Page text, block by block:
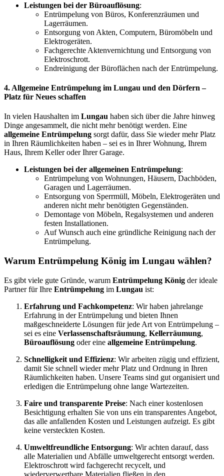
Leistungen bei der Büroauflösung:
Entrümpelung von Büros, Konferenzräumen und
Lagerräumen.
Entsorgung von Akten, Computern, Büromöbeln und
Elektrogeräten.
Fachgerechte Aktenvernichtung und Entsorgung von
Elektroschrott.
Endreinigung der Büroflächen nach der Entrümpelung.
4. Allgemeine Entrümpelung im Lungau und den Dörfern –
Platz für Neues schaffen
In vielen Haushalten im Lungau haben sich über die Jahre hinweg
Dinge angesammelt, die nicht mehr benötigt werden. Eine
allgemeine Entrümpelung sorgt dafür, dass Sie wieder mehr Platz
in Ihren Räumlichkeiten haben – sei es in Ihrer Wohnung, Ihrem
Haus, Ihrem Keller oder Ihrer Garage.
Leistungen bei der allgemeinen Entrümpelung:
Entrümpelung von Wohnungen, Häusern, Dachböden,
Garagen und Lagerräumen.
Entsorgung von Sperrmüll, Möbeln, Elektrogeräten und
anderen nicht mehr benötigten Gegenständen.
Demontage von Möbeln, Regalsystemen und anderen
festen Installationen.
Auf Wunsch auch eine gründliche Reinigung nach der
Entrümpelung.
Warum Entrümpelung König im Lungau wählen?
Es gibt viele gute Gründe, warum Entrümpelung König der ideale
Partner für Ihre Entrümpelung im Lungau ist:
Erfahrung und Fachkompetenz: Wir haben jahrelange
Erfahrung in der Entrümpelung und bieten Ihnen
maßgeschneiderte Lösungen für jede Art von Entrümpelung –
sei es eine Verlassenschaftsräumung, Kellerräumung,
Büroauflösung oder eine allgemeine Entrümpelung.
Schnelligkeit und Effizienz: Wir arbeiten zügig und effizient,
damit Sie schnell wieder mehr Platz und Ordnung in Ihren
Räumlichkeiten haben. Unsere Teams sind gut organisiert und
erledigen die Entrümpelung ohne lange Wartezeiten.
Faire und transparente Preise: Nach einer kostenlosen
Besichtigung erhalten Sie von uns ein transparentes Angebot,
das alle anfallenden Kosten und Leistungen aufzeigt. Es gibt
keine versteckten Kosten.
Umweltfreundliche Entsorgung: Wir achten darauf, dass
alle Materialien und Abfälle umweltgerecht entsorgt werden.
Elektroschrott wird fachgerecht recycelt, und
wiederverwertbare Materialien fließen in den